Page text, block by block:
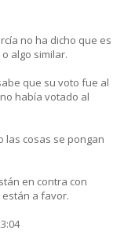
no ha dicho que es
algo similar.
que su voto fue al
había votado al
las cosas se pongan
en contra con
a favor.